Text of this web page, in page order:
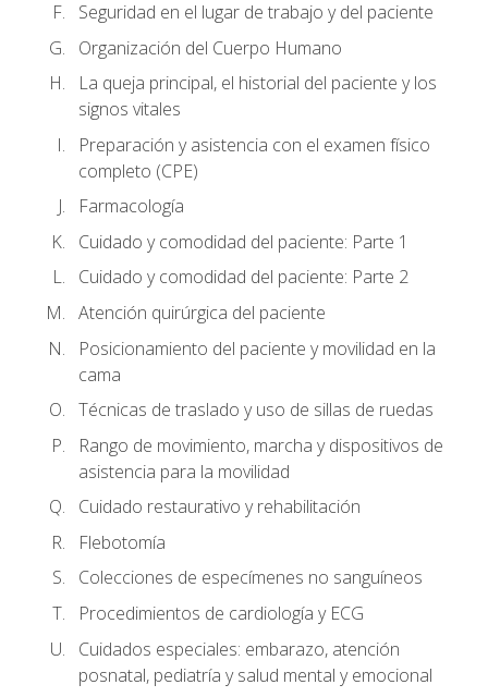
Seguridad en el lugar de trabajo y del paciente
Organización del Cuerpo Humano
La queja principal, el historial del paciente y los
signos vitales
Preparación y asistencia con el examen físico
completo (CPE)
Farmacología
Cuidado y comodidad del paciente: Parte 1
Cuidado y comodidad del paciente: Parte 2
Atención quirúrgica del paciente
Posicionamiento del paciente y movilidad en la
cama
Técnicas de traslado y uso de sillas de ruedas
Rango de movimiento, marcha y dispositivos de
asistencia para la movilidad
Cuidado restaurativo y rehabilitación
Flebotomía
Colecciones de especímenes no sanguíneos
Procedimientos de cardiología y ECG
Cuidados especiales: embarazo, atención
posnatal, pediatría y salud mental y emocional